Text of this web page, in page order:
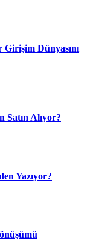
Dünyasını
Satın Alıyor?
Yazıyor?